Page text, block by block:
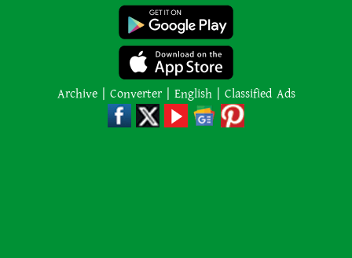
অজ্ঞাত কারণে অগ্নিকাণ্ডে একই
পরিবারের তিন সদস্যের মৃত্যু
অনেক ইতিবাচক অগ্রগতি ঘটেছে:
পররাষ্ট্রমন্ত্রীর সঙ্গে বৈঠকের পর ট্রাম্পের
Archive | Converter | English | Classified Ads